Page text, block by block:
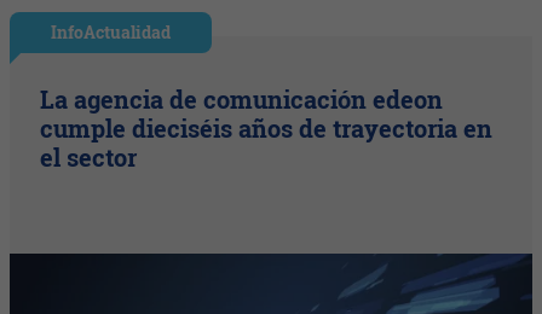
InfoActualidad
La agencia de comunicación edeon
cumple dieciséis años de trayectoria en
el sector